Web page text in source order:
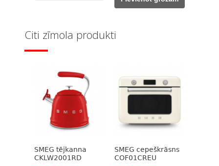
133,00 €.
117,00 €.
Citi zīmola produkti
SMEG tējkanna
CKLW2001RD
SMEG cepeškrāsns
COF01CREU